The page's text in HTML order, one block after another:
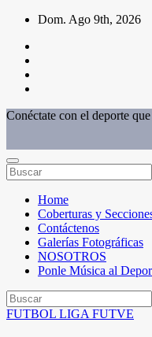
Saltar
contenido
Dom. Ago 9th, 2026
Conéctate con el deporte
Home
Coberturas y
Contáctenos
Galerías Fotográficas
NOSOTROS
Ponle Música al
FUTBOL LIGA FUTVE